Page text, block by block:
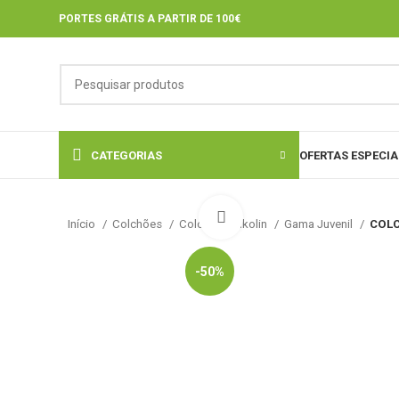
PORTES GRÁTIS A PARTIR DE 100€
CATEGORIAS OFERTAS
Início Colchões Colchões Pikolin Gama Juvenil
-50%
Click to enlarge